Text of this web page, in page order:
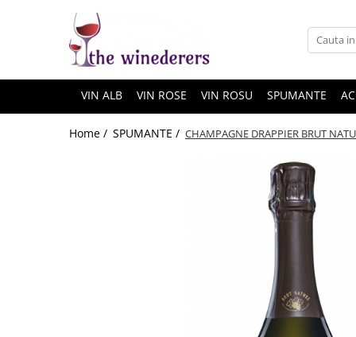
VIN ALB VIN ROSE VIN ROSU SPUMANTE
Home / SPUMANTE / CHAMPAGNE DRAPPIER BRUT